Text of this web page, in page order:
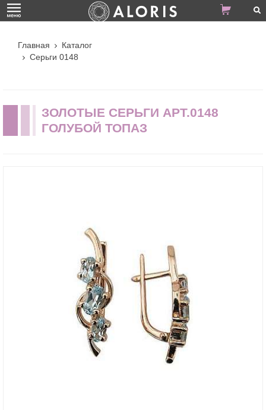
Главная
Каталог
Серьги 0148
ЗОЛОТЫЕ СЕРЬГИ АРТ.0148
ГОЛУБОЙ ТОПАЗ